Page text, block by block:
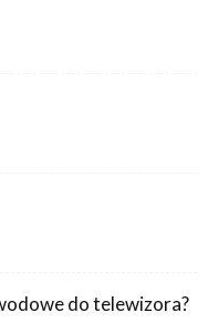
do telewizora?